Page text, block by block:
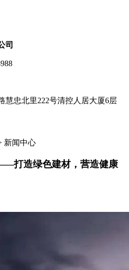
司
慧忠北里222号清控人居大厦6层
新闻中心
打造绿色建材，营造健康